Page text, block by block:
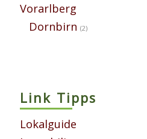
Vorarlberg
Dornbirn (2)
Link Tipps
Lokalguide